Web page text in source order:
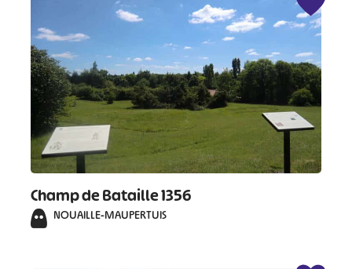
Champ de Bataille 1356
NOUAILLE-MAUPERTUIS